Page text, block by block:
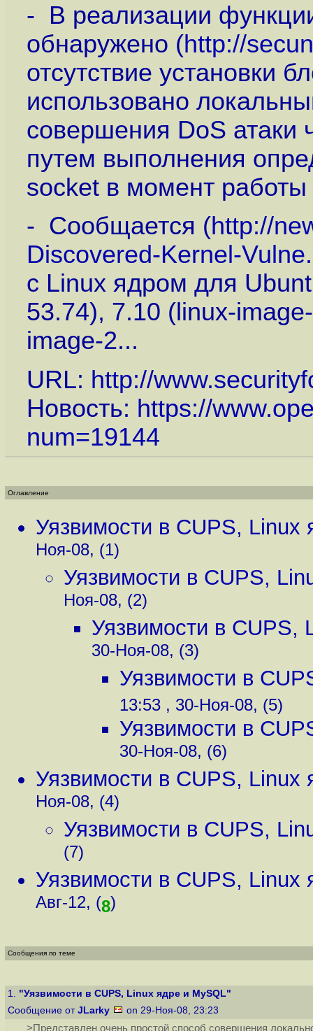
- В реализации
обнаружено (http://
отсутствие установки
использовано
совершения DoS атаки
путем выполнения
socket в момент
- Сообщается (http://
Discovered-Kernel-
с Linux ядром для
53.74), 7.10 (linux-
image-2...
URL: http://
Новость: https://
num=19144
Оглавление
Уязвимости в CUPS, Linux
Ноя-08, (1)
Уязвимости в CUPS,
Ноя-08, (2)
Уязвимости в CUPS,
30-Ноя-08, (3)
Уязвимости в
13:53 , 30-Ноя-08, (5)
Уязвимости в
30-Ноя-08, (6)
Уязвимости в CUPS, Linux
Ноя-08, (4)
Уязвимости в CUPS,
(7)
Уязвимости в CUPS, Linux
Авг-12, (8)
Сообщения по теме
1. "Уязвимости в CUPS, Linux ядре и MySQL"
Сообщение от JLarky on 29-Ноя-08, 23:23
>Представлен очень простой способ совершения